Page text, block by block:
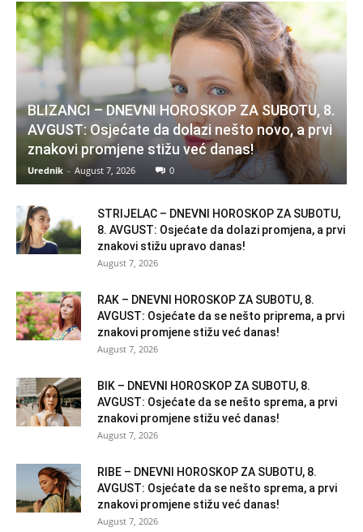
BLIZANCI – DNEVNI HOROSKOP ZA SUBOTU, 8.
AVGUST: Osjećate da dolazi nešto novo, a prvi
znakovi promjene stižu već danas!
Urednik - August 7, 2026 0
STRIJELAC – DNEVNI HOROSKOP ZA SUBOTU,
8. AVGUST: Osjećate da dolazi promjena, a prvi
znakovi stižu upravo danas!
August 7, 2026
RAK – DNEVNI HOROSKOP ZA SUBOTU, 8.
AVGUST: Osjećate da se nešto priprema, a prvi
znakovi promjene stižu već danas!
August 7, 2026
BIK – DNEVNI HOROSKOP ZA SUBOTU, 8.
AVGUST: Osjećate da se nešto sprema, a prvi
znakovi promjene stižu već danas!
August 7, 2026
RIBE – DNEVNI HOROSKOP ZA SUBOTU, 8.
AVGUST: Osjećate da se nešto sprema, a prvi
znakovi promjene stižu već danas!
August 7, 2026